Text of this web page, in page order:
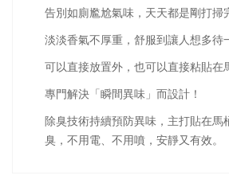
告別如廁尷尬氣味，天天都是剛打掃
淡淡香氣不厚重，舒服到讓人想多待
可以直接放置外，也可以直接粘貼在
專門解決「瞬間異味」而設計！
除臭技術持續預防異味，主打貼在馬
臭，不用電、不用噴，安靜又有效。